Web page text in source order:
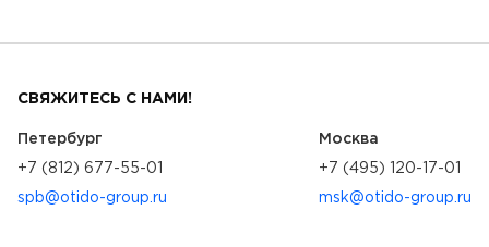
СВЯЖИТЕСЬ С НАМИ!
Петербург
+7 (812) 677-55-01
spb@otido-group.ru
Москва
+7 (495) 120-17-01
msk@otido-group.ru